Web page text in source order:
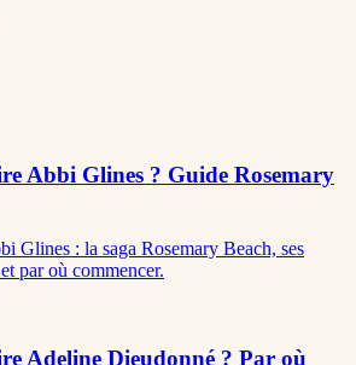
Abbi Glines ? Guide Rosemary
Glines : la saga Rosemary Beach, ses
par où commencer.
Adeline Dieudonné ? Par où